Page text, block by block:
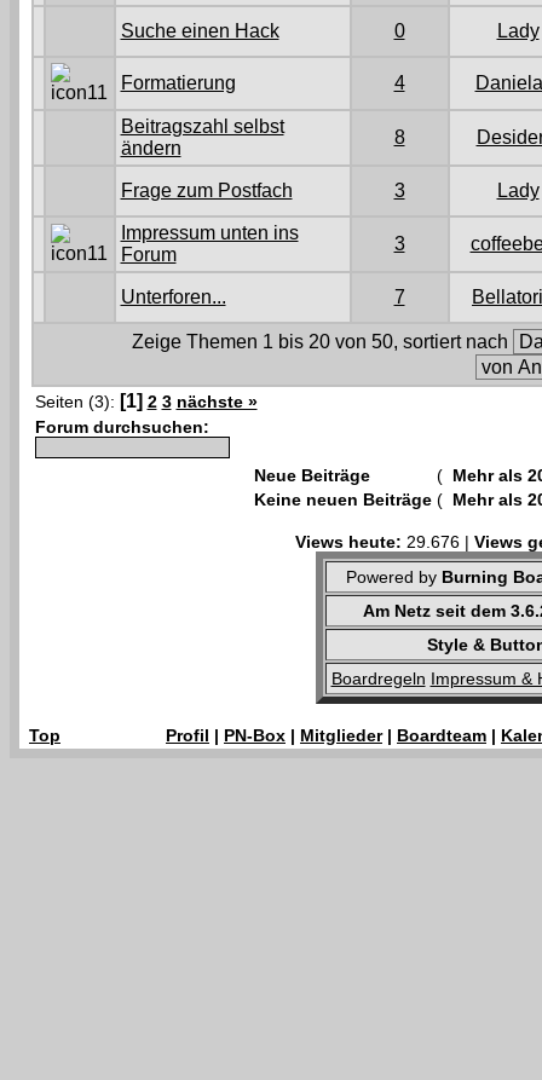
Suche einen Hack 0 Lady
Formatierung 4
Beitragszahl selbst
ändern
8
Frage zum Postfach 3 Lady
Impressum unten ins
Forum
3
Unterforen... 7
Zeige Themen 1 bis 20 von 50, sortiert nach
Seiten (3): [1] 2 3 nächste »
Forum durchsuchen:
Neue Beiträge ( Mehr als
Keine neuen Beiträge ( Mehr als
Views heute: 29.676 | Views
Powered by Burning
Am Netz seit dem
Style &
Boardregeln Impressum &
Top Profil | PN-Box | Mitglieder| Boardteam |